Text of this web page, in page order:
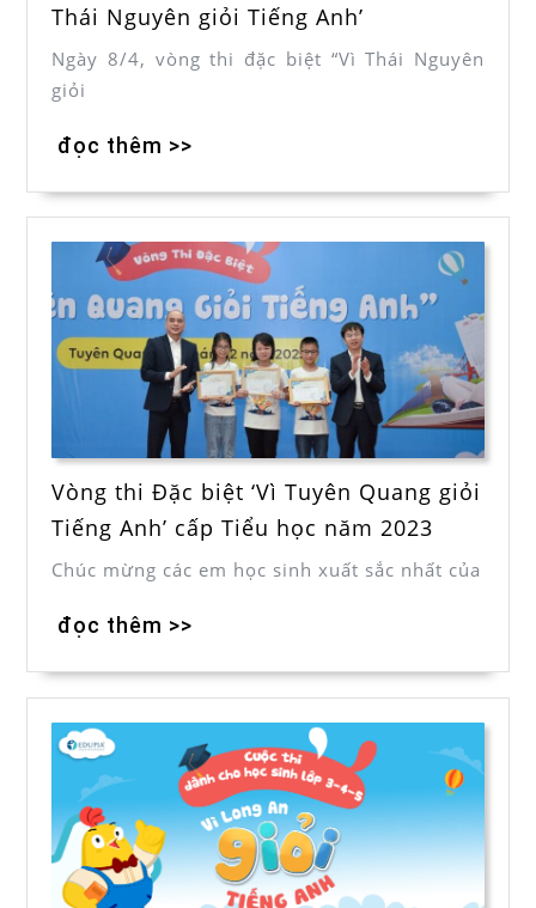
Thái Nguyên giỏi Tiếng Anh’
Ngày 8/4, vòng thi đặc biệt “Vì Thái Nguyên
giỏi
đọc thêm >>
Vòng thi Đặc biệt ‘Vì Tuyên Quang giỏi
Tiếng Anh’ cấp Tiểu học năm 2023
Chúc mừng các em học sinh xuất sắc nhất của
đọc thêm >>